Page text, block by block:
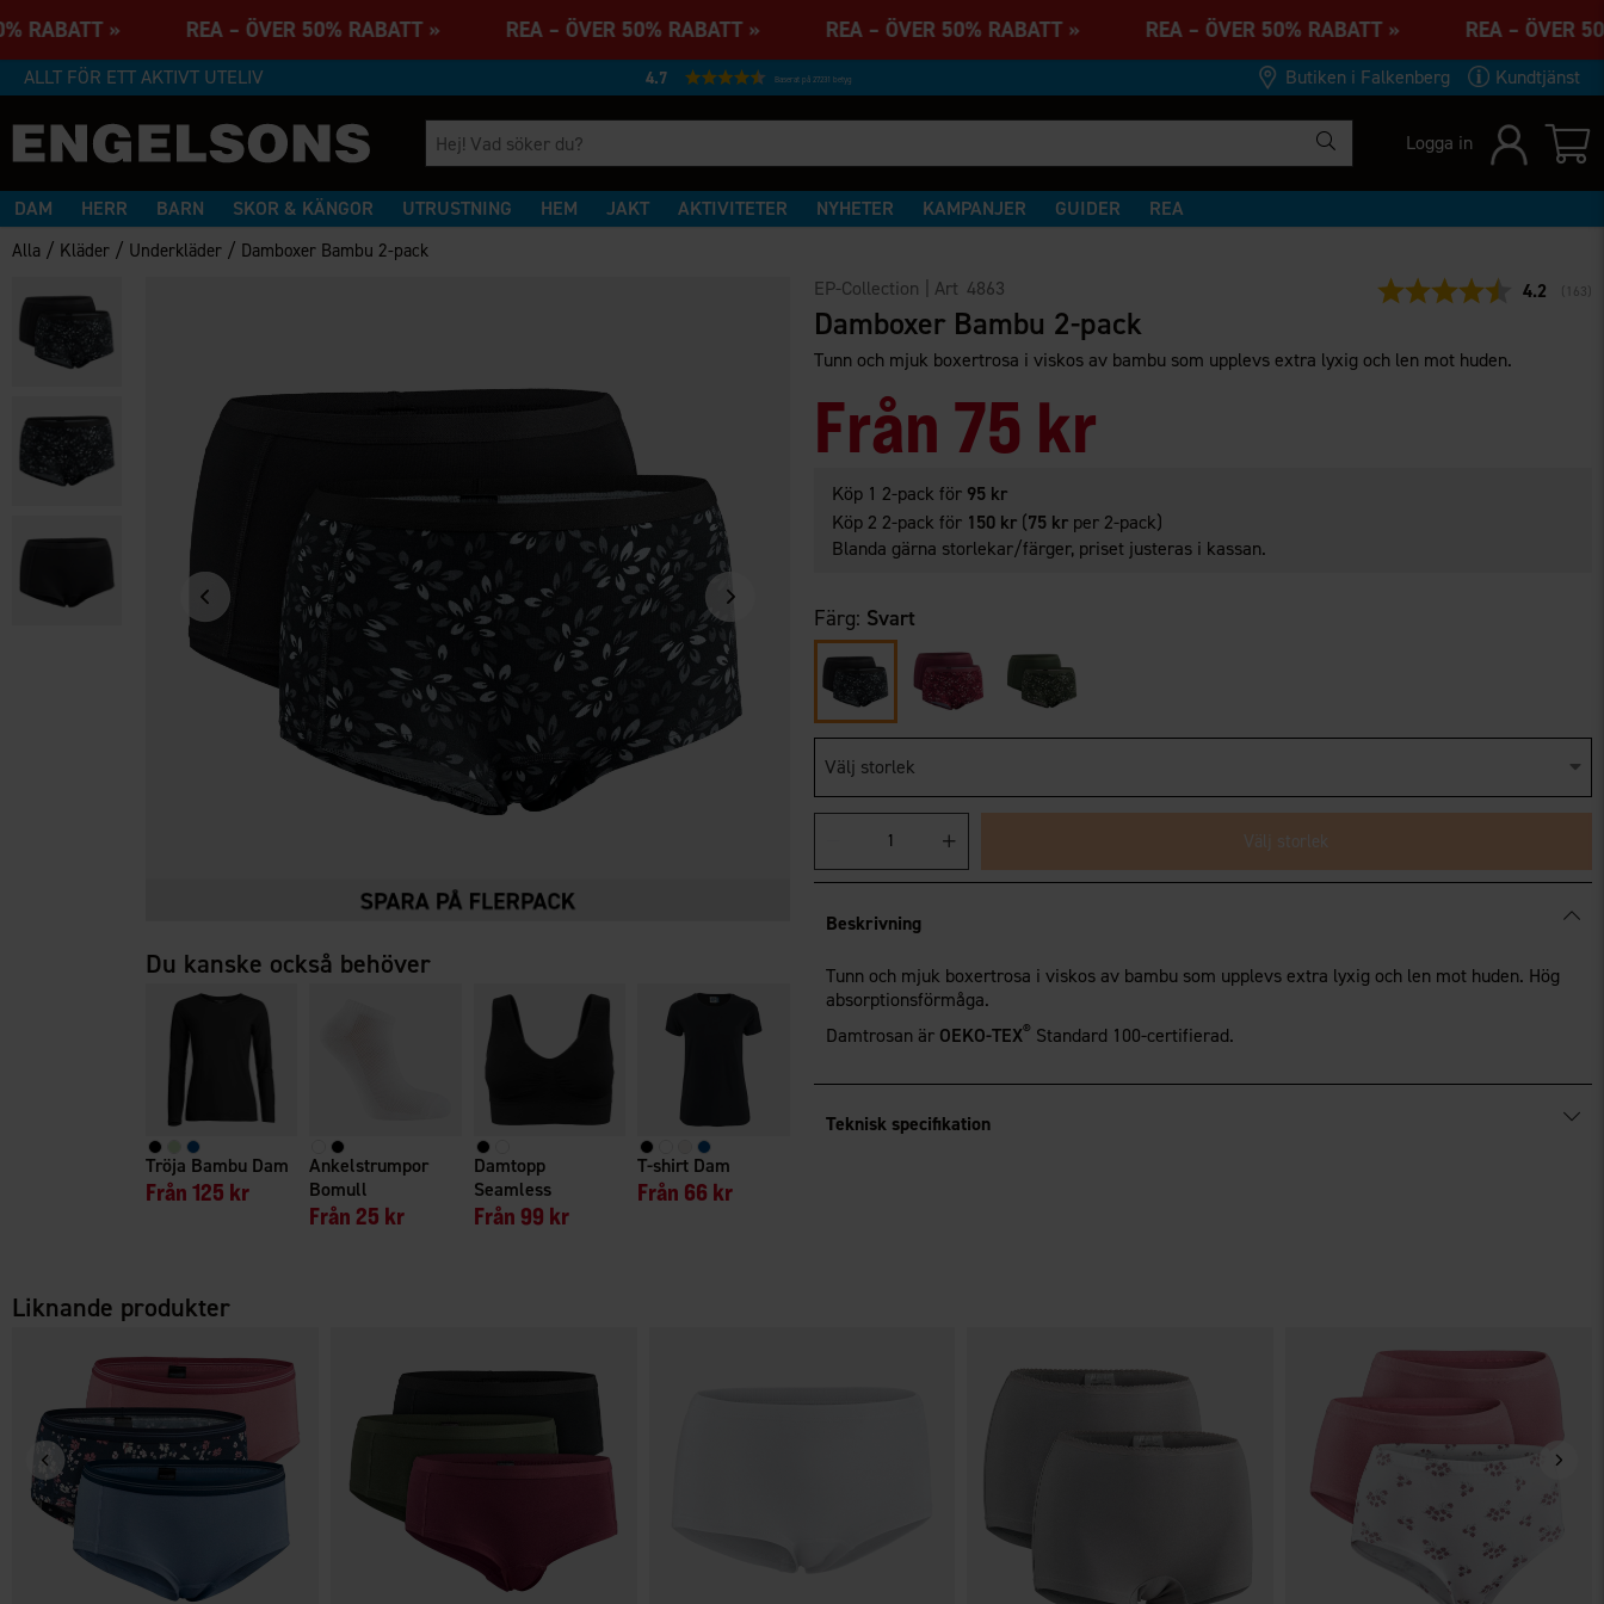
RABATT » REA – ÖVER 50% RABATT » REA – ÖVER 50% RABATT » REA – ÖVER 50% RABATT » REA – ÖVER 50% RABATT » REA –
ALLT FÖR ETT AKTIVT UTELIV 4.7 Baserat på 27231 betyg Butiken i Falkenberg Kundtjänst
Logga in
DAM HERR BARN SKOR & KÄNGOR UTRUSTNING HEM JAKT AKTIVITETER NYHETER KAMPANJER GUIDER REA
Alla / Kläder / Underkläder / Damboxer Bambu 2-pack
Du kanske också behöver
Tröja Bambu Dam
Från 125 kr
Ankelstrumpor
Bomull
Från 25 kr
Damtopp
Seamless
Från 99 kr
T-shirt Dam
Från 66 kr
EP-Collection | Art 4863 4.2 ( 163
Damboxer Bambu 2-pack
Tunn och mjuk boxertrosa i viskos av bambu som upplevs extra lyxig och len mot huden.
Från 75 kr
Köp 1 2-pack för 95 kr
Köp 2 2-pack för 150 kr (75 kr per 2-pack)
Blanda gärna storlekar/färger, priset justeras i kassan.
Färg: Svart
Välj storlek
Välj storlek
Beskrivning
Tunn och mjuk boxertrosa i viskos av bambu som upplevs extra lyxig och len mot huden. Hög
absorptionsförmåga.
Damtrosan är OEKO-TEX® Standard 100-certifierad.
Teknisk specifikation
Liknande produkter